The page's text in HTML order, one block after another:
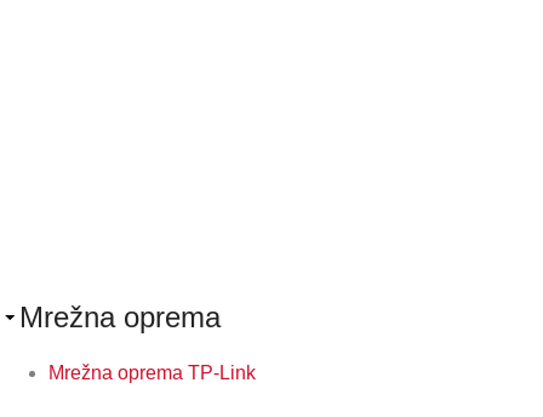
Mrežna oprema
Mrežna oprema TP-Link